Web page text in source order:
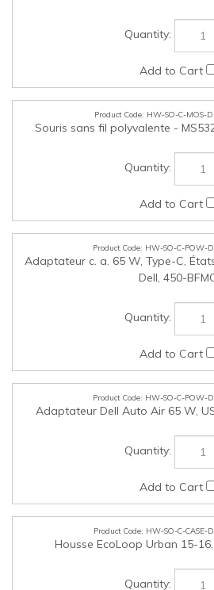
HW-SO-C-MOS-
Souris sans fil polyvalente -
HW-SO-C-POW-
Adaptateur c. a. 65 W, Type-C,
Dell, 450-
HW-SO-C-POW-
Adaptateur Dell Auto Air 65 W,
Housse EcoLoop Urban 15-16,
HW-SO-C-CASE-
Mallette EcoLoop 14-16 Plus –